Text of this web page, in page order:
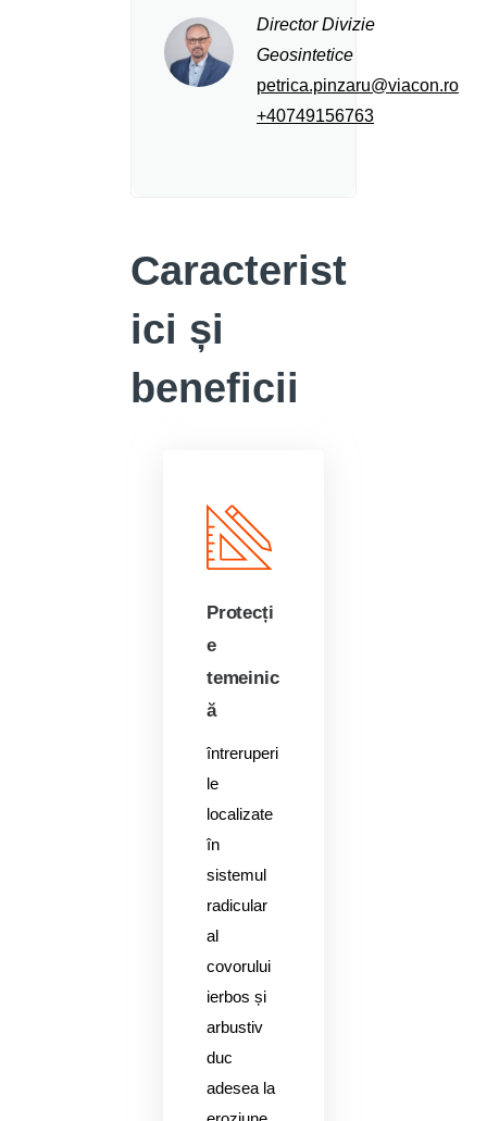
Director Divizie
Geosintetice
petrica.pinzaru@viacon.ro
+40749156763
Caracterist
ici și
beneficii
Protecți
e
temeinic
ă
întreruperi
le
localizate
în
sistemul
radicular
al
covorului
ierbos și
arbustiv
duc
adesea la